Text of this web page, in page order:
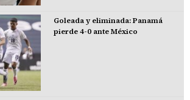
Goleada y eliminada: Panamá
pierde 4-0 ante México